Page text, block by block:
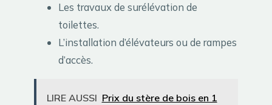
Les travaux de surélévation de
toilettes.
L’installation d’élévateurs ou de rampes
d’accès.
LIRE AUSSI Prix du stère de bois en 1